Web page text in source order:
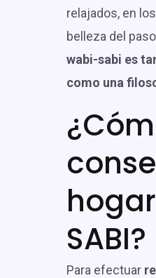
relajados, en
belleza del
wabi-sabi es
como una
SABI?
Para efectuar